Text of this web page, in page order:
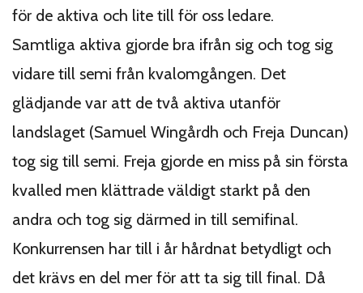
för de aktiva och lite till för oss ledare.
Samtliga aktiva gjorde bra ifrån sig och tog sig
vidare till semi från kvalomgången. Det
glädjande var att de två aktiva utanför
landslaget (Samuel Wingårdh och Freja Duncan)
tog sig till semi. Freja gjorde en miss på sin första
kvalled men klättrade väldigt starkt på den
andra och tog sig därmed in till semifinal.
Konkurrensen har till i år hårdnat betydligt och
det krävs en del mer för att ta sig till final. Då